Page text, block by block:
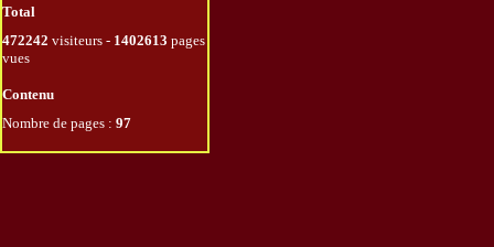
Total
472242 visiteurs - 1402613 pages
vues
Contenu
Nombre de pages : 97